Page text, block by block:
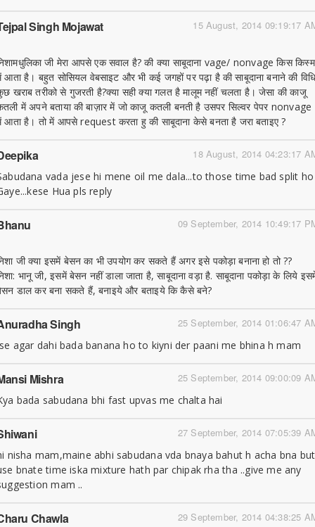
15 August, 2014 09:19:17
Singh Mojawat
जी मेरा आपसे एक सवाल है? की क्या साबूदाना vage/ nonvage किस किस्म
आता है। बहुत सोसियल वेबसाइट और भी कई जगहों पर पढ़ा है की साबूदाना बनाने की
खराब तरीको से गुजरती है?क्या सही क्या गलत है मालूम नहीं चलता है। जेसा की काजू
में अपने बताया की बाज़ार में जो काजू कतली बनती है उसपर सिल्वर पेपर nonvage
आता है। तो में आपसे request करता हु की साबूदाना केसे बनता है जरा बताइए ?
18 August, 2014 04:23:17
vada jese hi mene oil me dala...to those time bad split ho
Hua pls reply
09 September, 2014 10:49:17
जी क्या इसमें बेसन का भी उपयोग कर सकते हैं अगर इसे पकोड़ा बनाना हो तो ??
भानू जी, इसमें बेसन नहीं डाला जाता है, साबूदाना वड़ा है. साबूदाना पकोड़ा के लिये
डाल कर बना सकते हैं, बनाइये और बताइये कि कैसे बने?
25 September, 2014 01:06:47
Singh
agar dahi bada banana ho to kiyni der paani me bhina h mam
25 September, 2014 09:00:09
Mishra
bada sabudana bhi fast upvas me chalta hai
27 September, 2014 07:05:39
nisha mam,maine abhi sabudana vda bnaya bahut h acha bna but
bnate time iska mixture hath par chipak rha tha ..give me any
mam ..
29 September, 2014 04:38:25
Chawla